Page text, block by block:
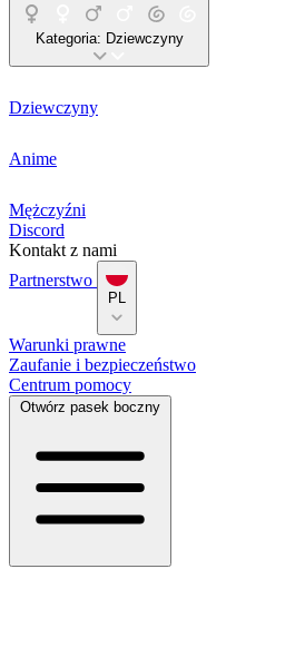
Kategoria: Dziewczyny
Dziewczyny
Anime
Mężczyźni
Discord
Kontakt z nami
Partnerstwo
PL
Warunki prawne
Zaufanie i bezpieczeństwo
Centrum pomocy
Otwórz pasek boczny